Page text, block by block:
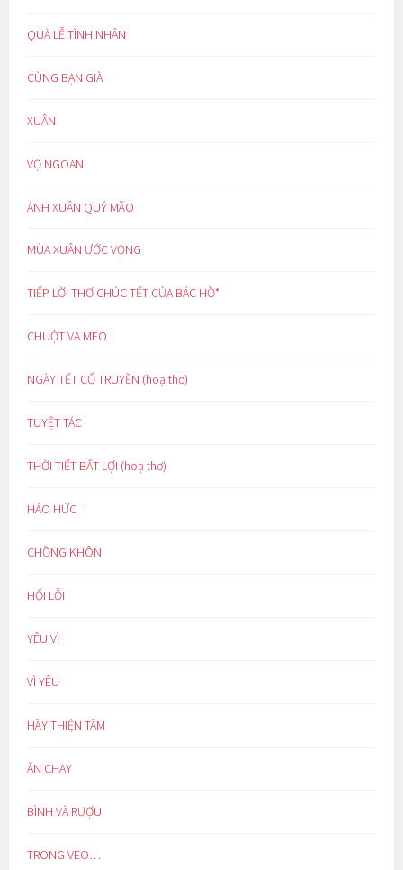
QUÀ LỄ TÌNH NHÂN
CÙNG BẠN GIÀ
XUÂN
VỢ NGOAN
ÁNH XUÂN QUÝ MÃO
MÙA XUÂN ƯỚC VỌNG
TIẾP LỜI THƠ CHÚC TẾT CỦA BÁC HỒ*
CHUỘT VÀ MÈO
NGÀY TẾT CỔ TRUYỀN (hoạ thơ)
TUYỆT TÁC
THỜI TIẾT BẤT LỢI (hoạ thơ)
HÁO HỨC
CHỒNG KHÔN
HỐI LỖI
YÊU VÌ
VÌ YÊU
HÃY THIỆN TÂM
ĂN CHAY
BÌNH VÀ RƯỢU
TRONG VEO…